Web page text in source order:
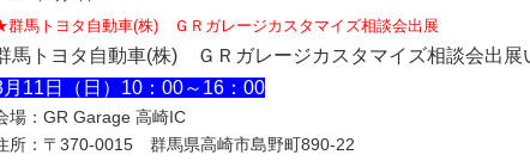
群馬トヨタ自動車(株) ＧＲガレージカスタマイズ相談会出展
馬トヨタ自動車(株) ＧＲガレージカスタマイズ相談会出展
月11日（日）10：00～16：00
場：GR Garage 高崎IC
所：〒370-0015 群馬県高崎市島野町890-22